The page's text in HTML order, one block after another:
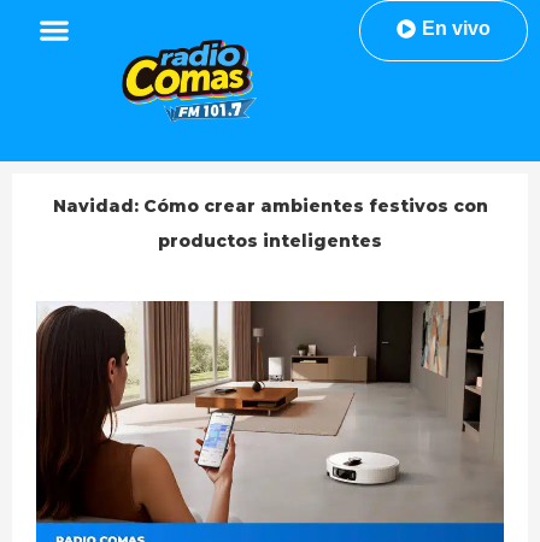
En vivo
Navidad: Cómo crear ambientes festivos con
productos inteligentes